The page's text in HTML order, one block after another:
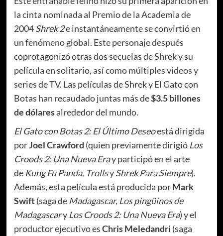
la cinta nominada al Premio de la Academia de
2004Shrek 2e instantáneamente se convirtió en
un fenómeno global. Este personaje después
coprotagonizó otras dos secuelas de Shrek y su
película en solitario, así como múltiples videos y
series de TV. Las películas de Shrek y El Gato con
Botas han recaudado juntas más de$3.5 billones
de dólaresalrededor del mundo.
El Gato con Botas 2: El Último Deseoestá dirigida
porJoel Crawford (quien previamente dirigió Los
Croods 2: Una Nueva Eray participó en el arte
de Kung Fu Panda, TrollsyShrek Para Siempre).
Además, esta película está producida porMark
Swift(saga de Madagascar, Los pingüinos de
Madagascary Los Croods 2: Una Nueva Era) y el
productor ejecutivo esChris Meledandri (saga